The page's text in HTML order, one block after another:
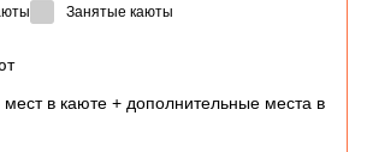
Занятые каюты
мест в каюте + дополнительные места в